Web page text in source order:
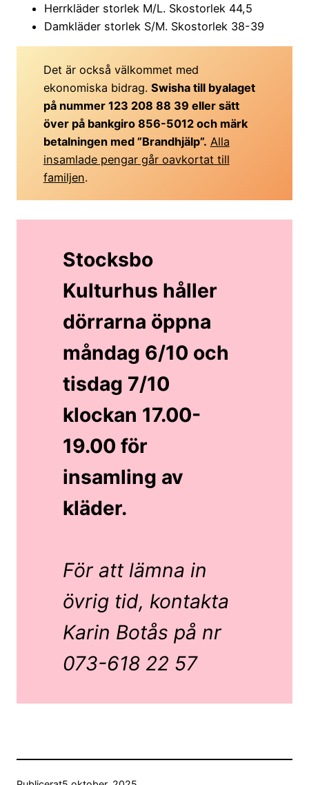
Herrkläder storlek M/L. Skostorlek 44,5
Damkläder storlek S/M. Skostorlek 38-39
Det är också välkommet med
ekonomiska bidrag. Swisha till byalaget
på nummer 123 208 88 39 eller sätt
över på bankgiro 856-5012 och märk
betalningen med ”Brandhjälp”. Alla
insamlade pengar går oavkortat till
familjen.
Stocksbo
Kulturhus håller
dörrarna öppna
måndag 6/10 och
tisdag 7/10
klockan 17.00-
19.00 för
insamling av
kläder.
För att lämna in
övrig tid, kontakta
Karin Botås på nr
073-618 22 57